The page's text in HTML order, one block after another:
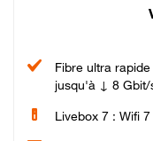
Fibre ultra rapide
jusqu'à ↓ 8
Livebox 7 : Wifi